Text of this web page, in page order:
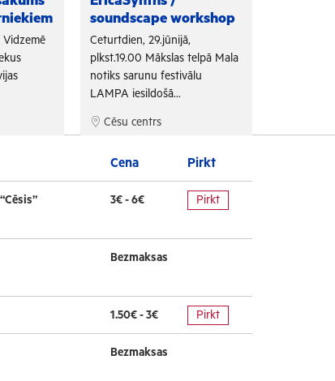
Vidzemē
soundscape workshop
Ceturtdien, 29.jūnijā,
plkst.19.00 Mākslas telpā Mala
notiks sarunu festivālu
LAMPA iesildošā...
Cēsu centrs
Cena Pirkt
3€ - 6€ Pirkt
Bezmaksas
1.50€ - 3€ Pirkt
Bezmaksas